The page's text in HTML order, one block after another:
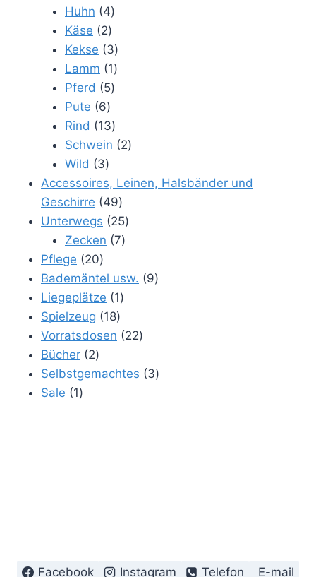
Produkt
Huhn 44
Produkte
Käse 22
Produkte
Kekse 33
Produkte
Lamm 11
Produkt
Pferd 55
Pute 66
Produkte
Rind 1313
Produkte
Schwein 22
Wild 33
Produkte
Accessoires, Leinen, Halsbänder und
Geschirre
4949
Produkte
Unterwegs 2525
Produkte
Zecken 77
Pflege 2020
Produkte
Bademäntel usw. 99
Liegeplätze 11
Produkt
Spielzeug 1818
Produkte
Vorratsdosen 2222
Bücher 22
Produkte
Selbstgemachtes 33
Sale 11
Facebook Instagram Telefon E-mail